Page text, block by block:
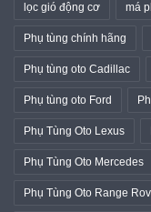
lọc gió động cơ má
Phụ tùng chính hãng
Phụ tùng oto Cadillac
Phụ tùng oto Ford
Phụ Tùng Oto Lexus
Phụ Tùng Oto Mercedes
Phụ Tùng Oto Range